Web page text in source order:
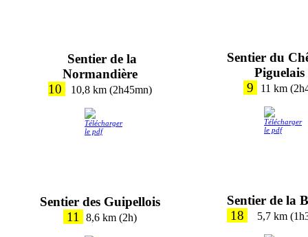
Sentier de la
Normandière
10
10,8 km (2h45mn)
Sentier du
Piguelais
9
11 km
Sentier des Guipellois
11
8,6 km (2h)
Sentier de la
18
5,7 km